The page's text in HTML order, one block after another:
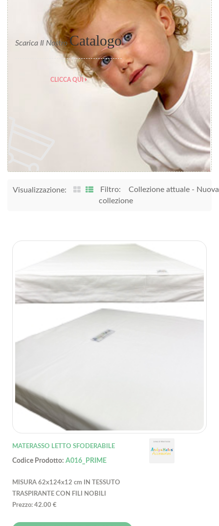
Scarica Il Nostro Catalogo
CLICCA QUI
Visualizzazione: Filtro: Collezione attuale- Nuova
collezione
MATERASSO LETTO SFODERABILE
Codice Prodotto: A016_PRIME
MISURA 62x124x12 cm IN TESSUTO
TRASPIRANTE CON FILI NOBILI
Prezzo: 42.00 €